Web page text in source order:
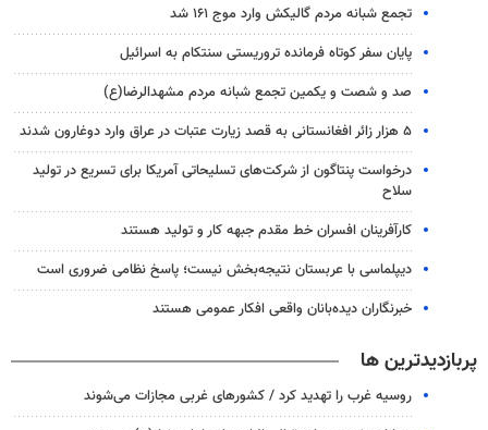
تجمع شبانه مردم گالیکش وارد موج ۱۶۱ شد
پایان سفر کوتاه فرمانده تروریستی سنتکام به اسرائیل
صد و شصت و یکمین تجمع شبانه مردم مشهدالرضا(ع)
۵ هزار زائر افغانستانی به قصد زیارت عتبات در عراق وارد دوغارون شدند
درخواست پنتاگون از شرکت‌های تسلیحاتی آمریکا برای تسریع در تولید
سلاح
کارآفرینان افسران خط مقدم جبهه کار و تولید هستند
دیپلماسی با عربستان نتیجه‌بخش نیست؛ پاسخ نظامی ضروری است
خبرنگاران دیده‌بانان واقعی افکار عمومی هستند
پربازدیدترین ها
روسیه غرب را تهدید کرد / کشورهای غربی مجازات می‌شوند